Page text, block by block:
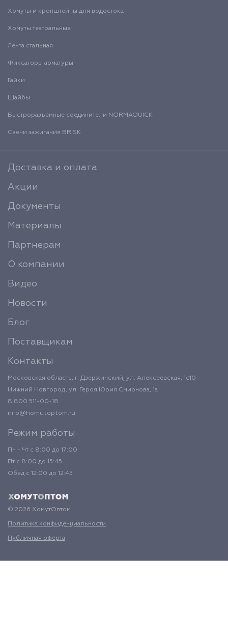
Хомуты и кронштейны для водостока
Хомуты театральные
Лента стальная
Фиксаторы арматуры
Гайки
Шайбы
Быстроразъемные соединители NORMAQUICK
Свечи зажигания BRISK
Доставка и оплата
Акции
Документы
Материалы
Партнерам
О компании
Видео
Новости
Блог
Поставщикам
Контакты
Московская область, г. Дзержинский, ул. Алексеевская, 1с10
Нижний Новгород, ул. Героя Юрия Смирнова, 1а
8 800 511-00-18
info@homutoptom.ru
Режим работы
Пн - Чт с 8:00 до 17:00
Пт с 8:00 до 15:45
Обед с 12:00 до 12:45
© 2026 ХомутОптом
Политика конфиденциальности
Публичная оферта